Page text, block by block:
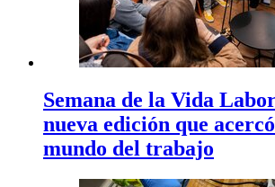
Semana de la Vida
nueva edición que
mundo del trabajo